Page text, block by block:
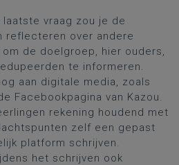
laatste vraag zou je de
reflecteren over andere
de doelgroep, hier ouders,
te informeren.
aan digitale media, zoals
Facebookpagina van Kazou.
rekening houdend met
zelf een gepast
platform schrijven.
het schrijven ook